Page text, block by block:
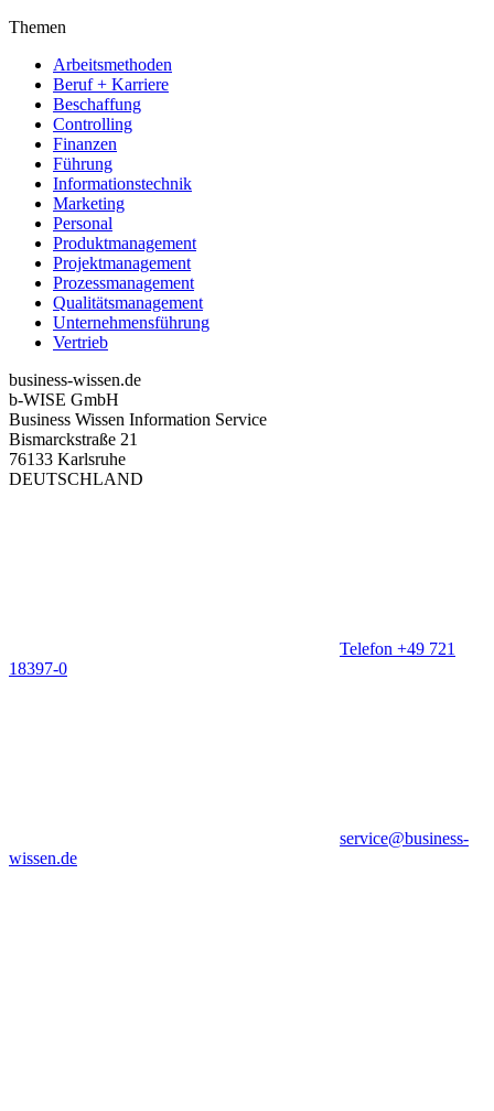
Themen
Arbeitsmethoden
Beruf + Karriere
Beschaffung
Controlling
Finanzen
Führung
Informationstechnik
Marketing
Personal
Produktmanagement
Projektmanagement
Prozessmanagement
Qualitätsmanagement
Unternehmensführung
Vertrieb
business-wissen.de
b-WISE GmbH
Business Wissen Information Service
Bismarckstraße 21
76133 Karlsruhe
DEUTSCHLAND
Telefon +49 721
18397-0
service@business-
wissen.de